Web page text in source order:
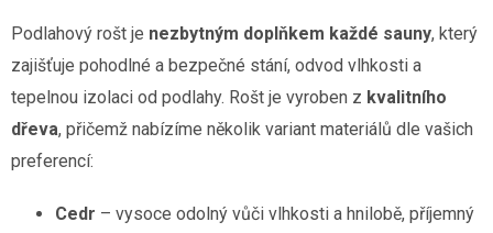
Podlahový rošt je nezbytným doplňkem každé sauny, který
zajišťuje pohodlné a bezpečné stání, odvod vlhkosti a
tepelnou izolaci od podlahy. Rošt je vyroben z kvalitního
dřeva, přičemž nabízíme několik variant materiálů dle vašich
preferencí:
Cedr – vysoce odolný vůči vlhkosti a hnilobě, příjemný